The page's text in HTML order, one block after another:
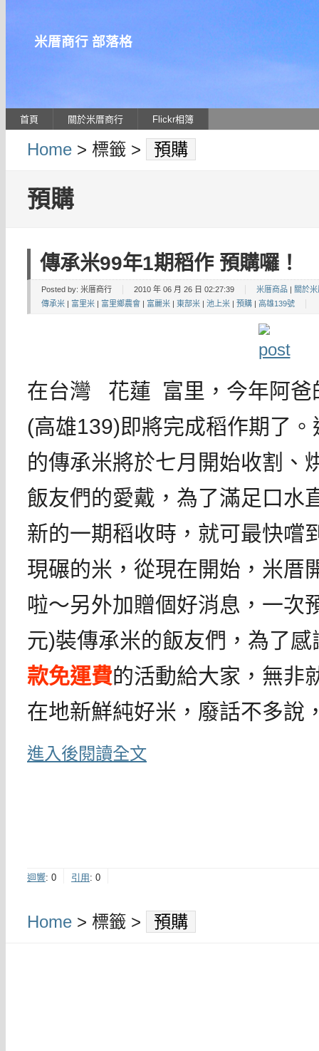
米厝商行 部落格
首頁 關於米厝商行 Flickr相簿
Home > 標籤 > 預購
預購
傳承米99年1期稻作 預購囉！
Posted by: 米厝商行 2010 年 06 月 26 日 02:27:39 米厝商品
關於
傳承米 | 富里米 | 富里鄉農會 | 富麗米 | 東部米 | 池上米 | 預購 | 高雄139號
在台灣 花蓮 富里，今年阿爸
(高雄139)即將完成稻作期了
的傳承米將於七月開始收割、
飯友們的愛戴，為了滿足口水
新的一期稻收時，就可最快嚐
現碾的米，從現在開始，米厝
啦～另外加贈個好消息，一次
元)裝傳承米的飯友們，為了
款免運費的活動給大家，無非
在地新鮮純好米，廢話不多說
進入後閱讀全文
迴響: 0 引用 : 0
Home > 標籤 > 預購